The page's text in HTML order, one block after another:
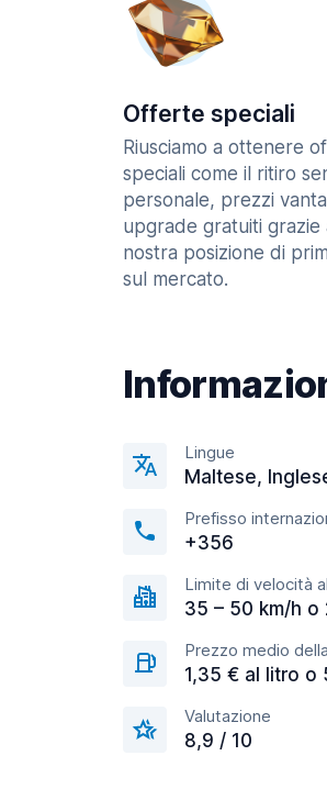
Offerte speciali
Riusciamo a ottenere
speciali come il ritiro
personale, prezzi
upgrade gratuiti grazie
nostra posizione di
sul mercato.
Lingue
Maltese,
Prefisso
+356
Limite di velocità
35 – 50 km/h o
Prezzo medio
1,35 € al litro o
Valutazione
8,9 / 10